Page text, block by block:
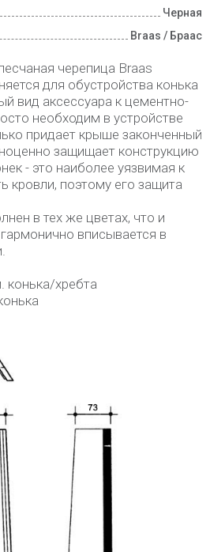
Черная
Braas / Браас
черепица Braas
для обустройства конька
вид аксессуара к цементно-
необходим в устройстве
придает крыше законченный
защищает конструкцию
- это наиболее уязвимая к
кровли, поэтому его защита
в тех же цветах, что и
вписывается в
конька/хребта